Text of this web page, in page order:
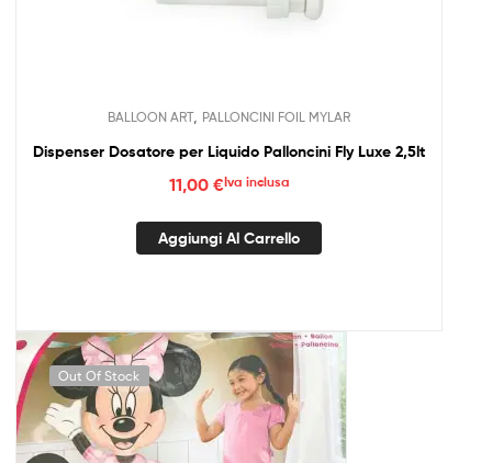
BALLOON ART, PALLONCINI FOIL MYLAR
Dispenser Dosatore per Liquido Palloncini Fly Luxe 2,5lt
11,00 €Iva inclusa
Aggiungi Al Carrello
Out Of Stock